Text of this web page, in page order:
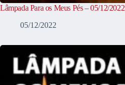
Lâmpada Para os Meus Pés – 05/12/2022
05/12/2022